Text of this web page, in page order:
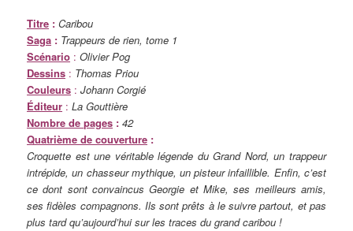
Titre : Caribou
Saga : Trappeurs de rien, tome 1
Scénario :Olivier Pog
Dessins : Thomas Priou
Couleurs :Johann Corgié
Éditeur : La Gouttière
Nombre de pages : 42
Quatrième de couverture :
Croquette est une véritable légende du Grand Nord, un trappeur
intrépide, un chasseur mythique, un pisteur infaillible. Enfin, c’est
ce dont sont convaincus Georgie et Mike, ses meilleurs amis,
ses fidèles compagnons. Ils sont prêts à le suivre partout, et pas
plus tard qu’aujourd’hui sur les traces du grand caribou !